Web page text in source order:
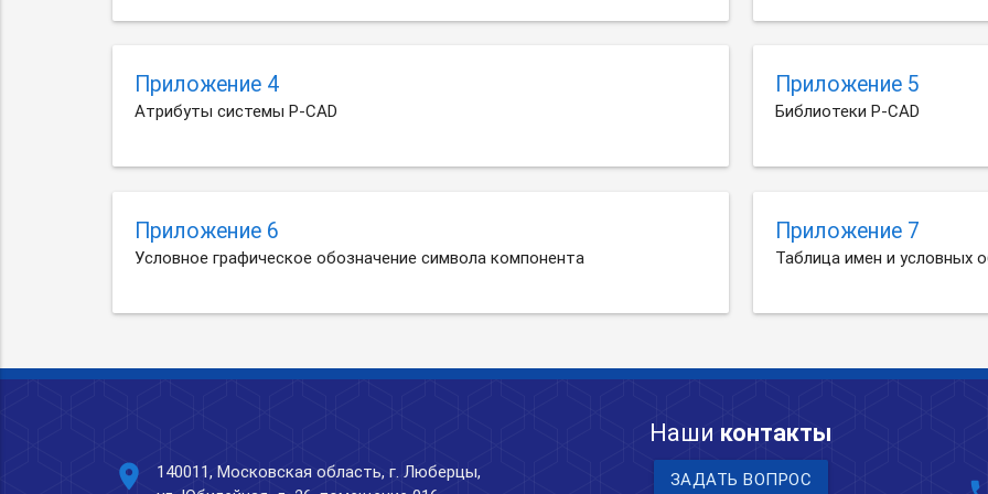
Приложение 4
Атрибуты системы P-CAD
Приложение 5
Библиотеки P-CAD
Приложение 6
Условное графическое обозначение символа компонента
Приложение 7
Таблица имен и условных
Наши контакты
place
140011, Московская область, г. Люберцы,
ЗАДАТЬ ВОПРОС